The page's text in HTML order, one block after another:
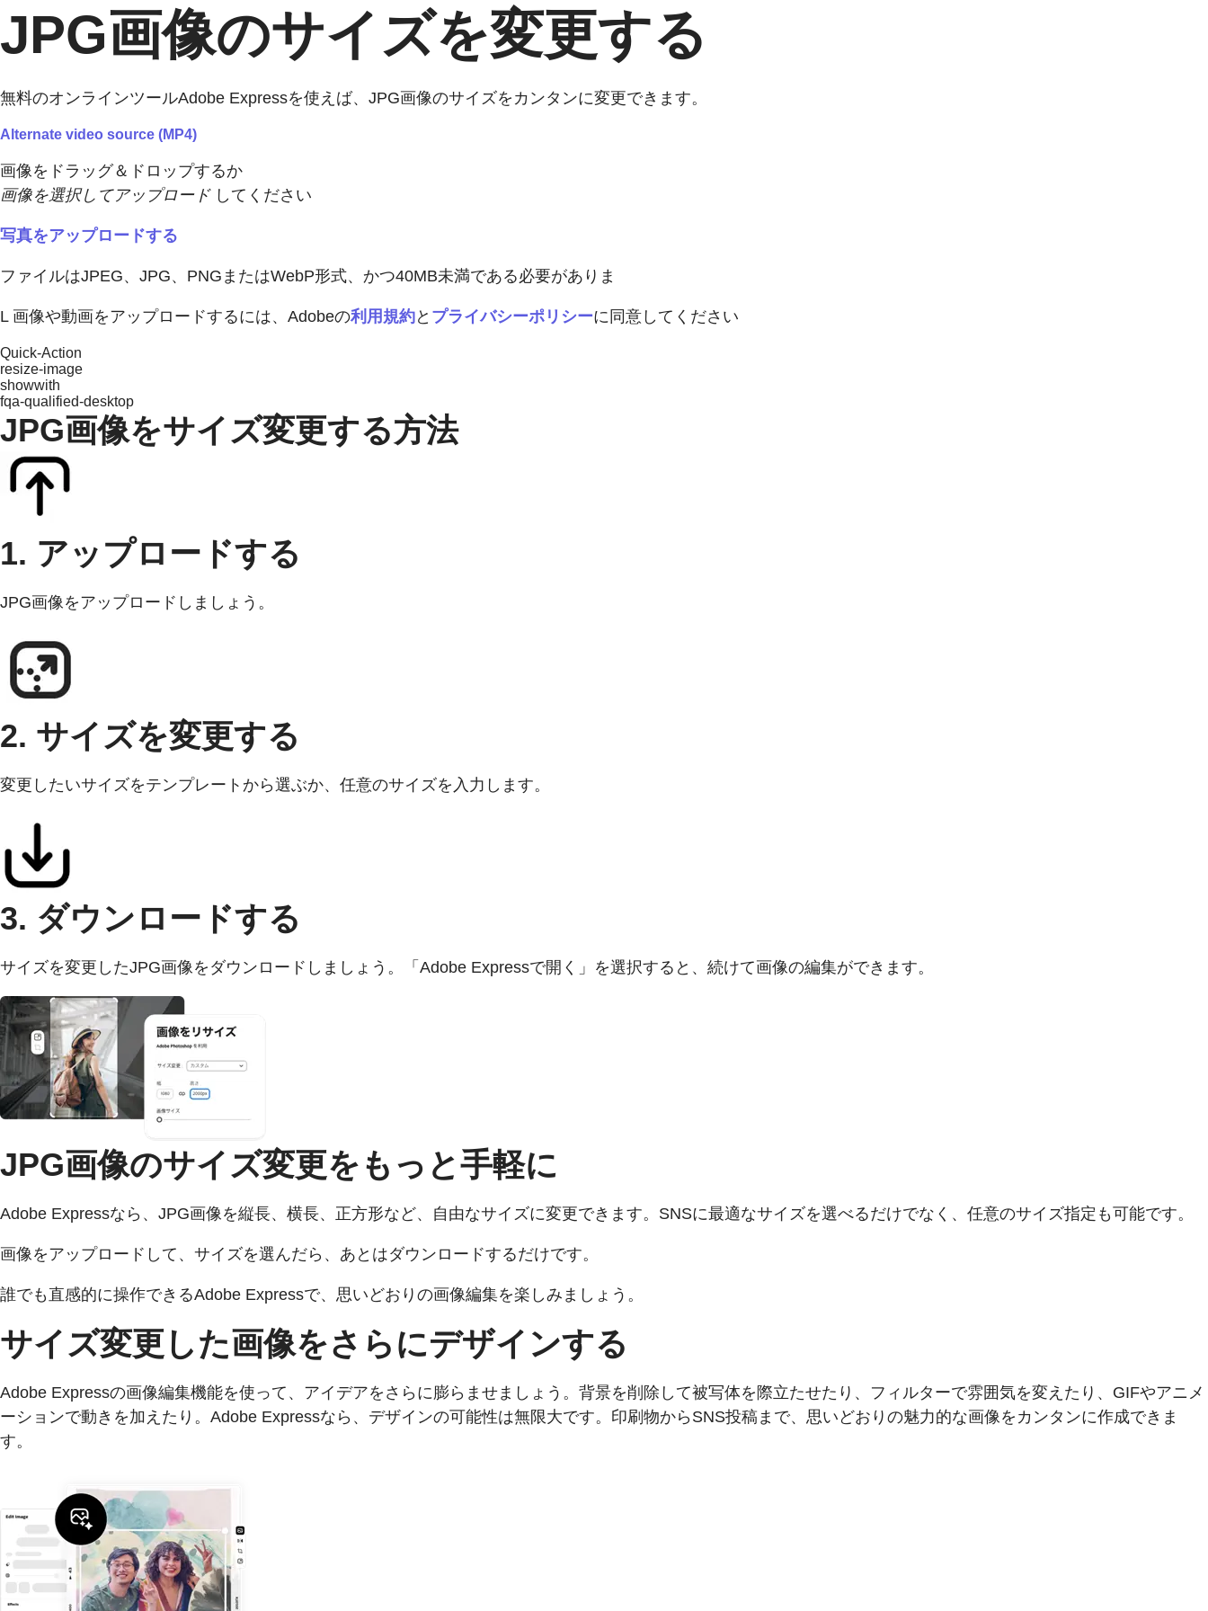
JPG画像のサイズを変更する
無料のオンラインツールAdobe Expressを使えば、JPG画像のサイズをカンタンに変更できます。
Alternate video source (MP4)
画像をドラッグ＆ドロップするか
画像を選択してアップロードしてください
写真をアップロードする
ファイルはJPEG、JPG、PNGまたはWebP形式、かつ40MB未満である必要がありま
L 画像や動画をアップロードするには、Adobeの利用規約と プライバシーポリシーに同意してください
Quick-Action
resize-image
showwith
fqa-qualified-desktop
JPG画像をサイズ変更する方法
1. アップロードする
JPG画像をアップロードしましょう。
2. サイズを変更する
変更したいサイズをテンプレートから選ぶか、任意のサイズを入力します。
3. ダウンロードする
サイズを変更したJPG画像をダウンロードしましょう。「Adobe Expressで開く」を選択すると、続けて画像の編集ができます。
JPG画像のサイズ変更をもっと手軽に
Adobe Expressなら、JPG画像を縦長、横長、正方形など、自由なサイズに変更できます。SNSに最適なサイズを選べるだけでなく、任意のサイズ指定も可能です。
画像をアップロードして、サイズを選んだら、あとはダウンロードするだけです。
誰でも直感的に操作できるAdobe Expressで、思いどおりの画像編集を楽しみましょう。
サイズ変更した画像をさらにデザインする
Adobe Expressの画像編集機能を使って、アイデアをさらに膨らませましょう。背景を削除して被写体を際立たせたり、フィルターで雰囲気を変えたり、GIFやアニメ
ーションで動きを加えたり。Adobe Expressなら、デザインの可能性は無限大です。印刷物からSNS投稿まで、思いどおりの魅力的な画像をカンタンに作成できま
す。